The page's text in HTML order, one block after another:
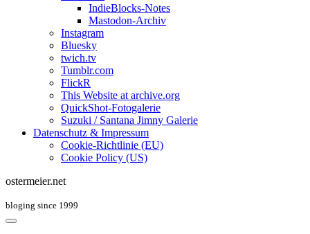
IndieBlocks-Notes
Mastodon-Archiv
Instagram
Bluesky
twich.tv
Tumblr.com
FlickR
This Website at archive.org
QuickShot-Fotogalerie
Suzuki / Santana Jimny Galerie
Datenschutz & Impressum
Cookie-Richtlinie (EU)
Cookie Policy (US)
ostermeier.net
bloging since 1999